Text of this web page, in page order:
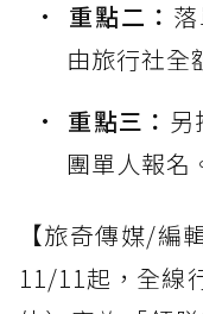
重點二：
由旅行社全
重點三： 另
團單人報名
【旅奇傳媒/編
11/11起，全線